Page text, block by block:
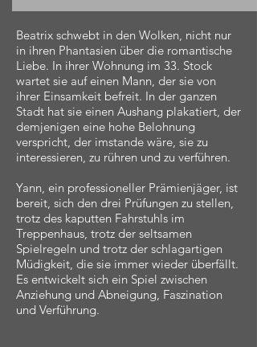
Beatrix schwebt in den Wolken, nicht nur
in ihren Phantasien über die romantische
Liebe. In ihrer Wohnung im 33. Stock
wartet sie auf einen Mann, der sie von
ihrer Einsamkeit befreit. In der ganzen
Stadt hat sie einen Aushang plakatiert, der
demjenigen eine hohe Belohnung
verspricht, der imstande wäre, sie zu
interessieren, zu rühren und zu verführen.
Yann, ein professioneller Prämienjäger, ist
bereit, sich den drei Prüfungen zu stellen,
trotz des kaputten Fahrstuhls im
Treppenhaus, trotz der seltsamen
Spielregeln und trotz der schlagartigen
Müdigkeit, die sie immer wieder überfällt.
Es entwickelt sich ein Spiel zwischen
Anziehung und Abneigung, Faszination
und Verführung.